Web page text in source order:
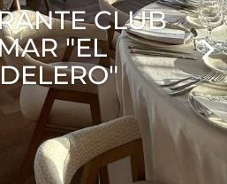
CLUB
"EL